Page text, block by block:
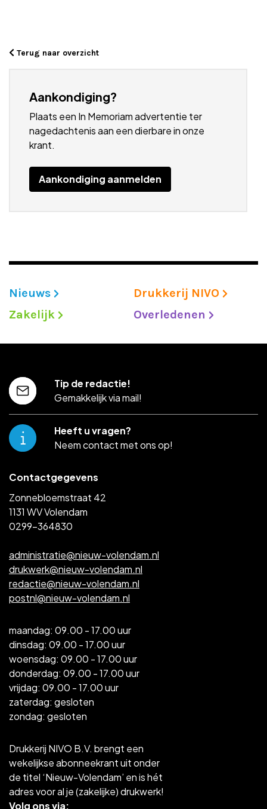
Terug naar overzicht
Aankondiging?
Plaats een In Memoriam advertentie ter
nagedachtenis aan een dierbare in onze
krant.
Aankondiging aanmelden
Nieuws
Drukkerij NIVO
Zakelijk
Overledenen
Drukkerij NIVO B.V. brengt een
wekelijkse abonneekrant uit onder
de titel ‘Nieuw-Volendam’ en is hét
adres voor al je (zakelijke) drukwerk!
Volg ons via:
Contactgegevens
Zonnebloemstraat 42
1131 WV Volendam
0299-364830
administratie@nieuw-volendam.nl
drukwerk@nieuw-volendam.nl
redactie@nieuw-volendam.nl
postnl@nieuw-volendam.nl
maandag: 09.00 - 17.00 uur
dinsdag: 09.00 - 17.00 uur
woensdag: 09.00 - 17.00 uur
donderdag: 09.00 - 17.00 uur
vrijdag: 09.00 - 17.00 uur
zaterdag: gesloten
zondag: gesloten
Tip de redactie!
Gemakkelijk via mail!
Heeft u vragen?
Neem contact met ons op!